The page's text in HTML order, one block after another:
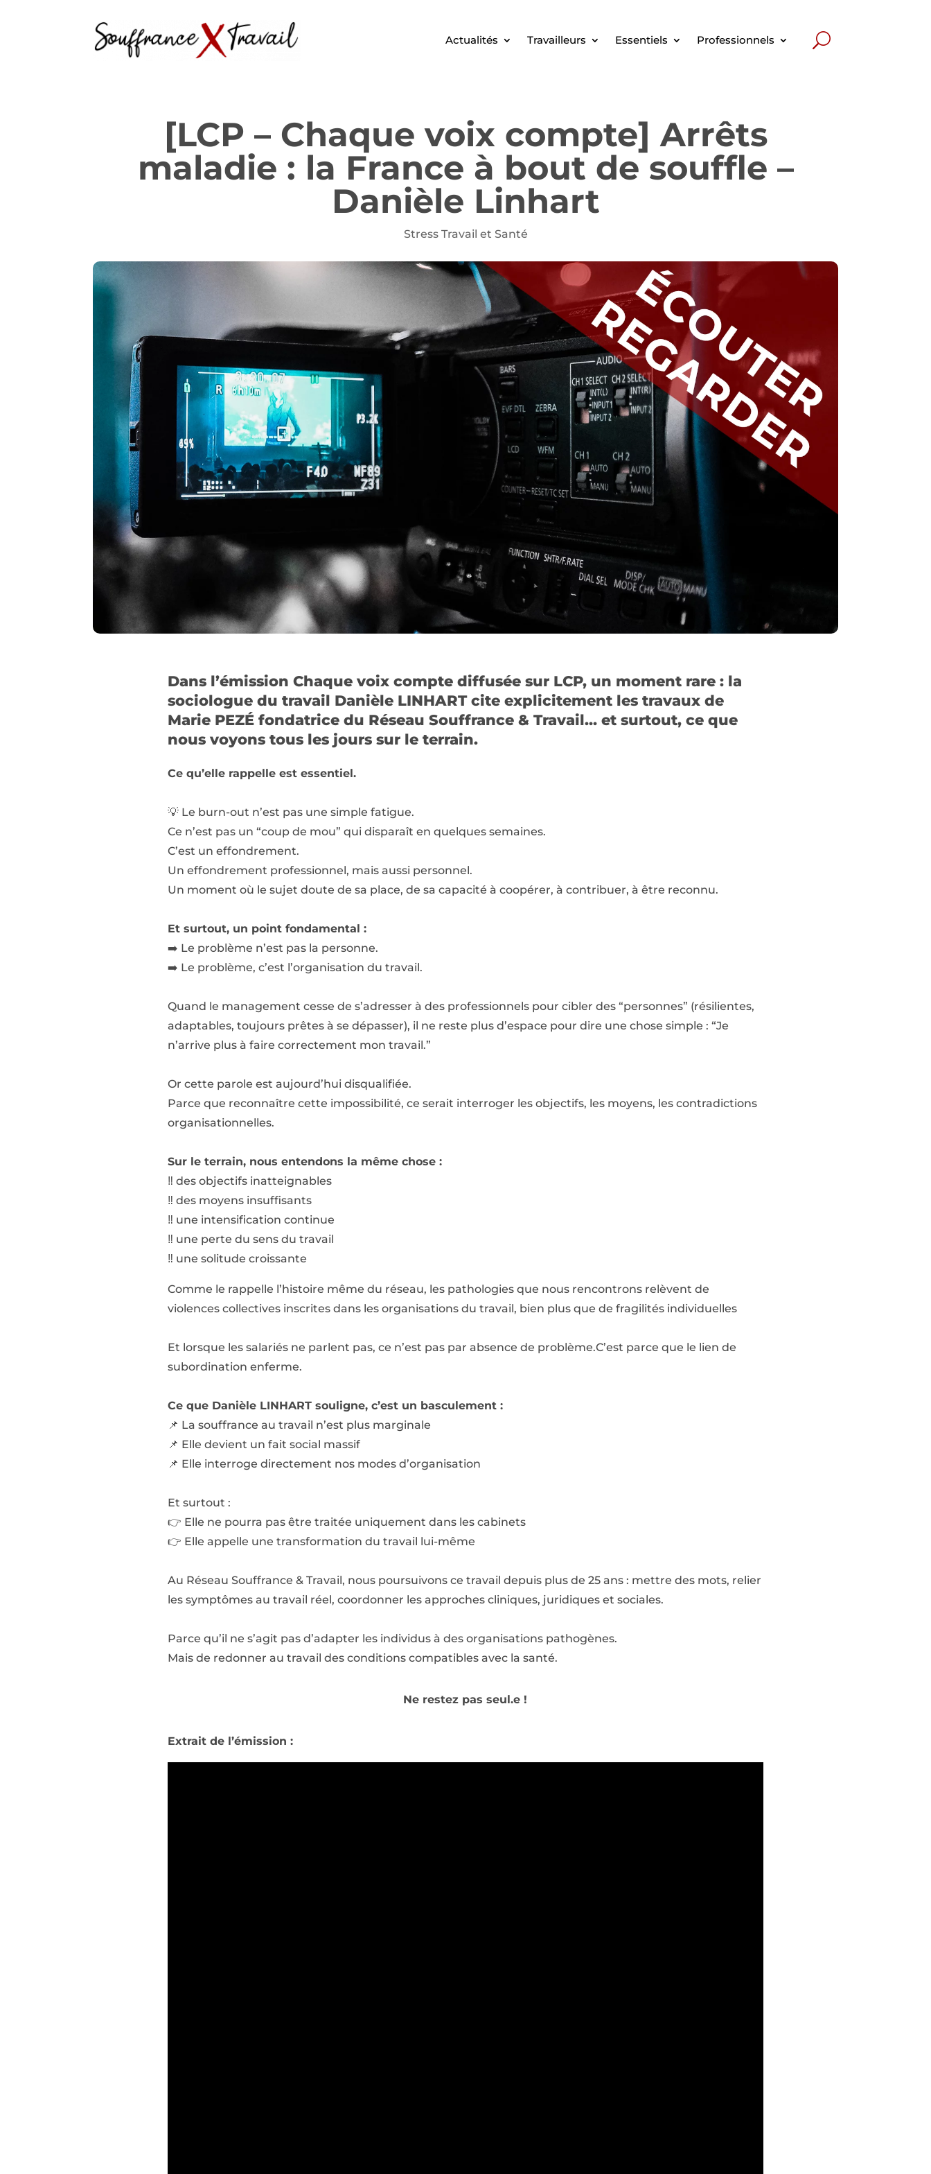
Actualités Travailleurs Essentiels Professionnels
[LCP – Chaque voix compte] Arrêts
maladie : la France à bout de souffle –
Danièle Linhart
Stress Travail et Santé
Dans l’émission Chaque voix compte diffusée sur LCP, un moment rare : la
sociologue du travail Danièle LINHART cite explicitement les travaux de
Marie PEZÉ fondatrice du Réseau Souffrance & Travail… et surtout, ce que
nous voyons tous les jours sur le terrain.
Ce qu’elle rappelle est essentiel.
💡 Le burn-out n’est pas une simple fatigue.
Ce n’est pas un “coup de mou” qui disparaît en quelques semaines.
C’est un effondrement.
Un effondrement professionnel, mais aussi personnel.
Un moment où le sujet doute de sa place, de sa capacité à coopérer, à contribuer, à être reconnu.
Et surtout, un point fondamental :
➡️ Le problème n’est pas la personne.
➡️ Le problème, c’est l’organisation du travail.
Quand le management cesse de s’adresser à des professionnels pour cibler des “personnes” (résilientes,
adaptables, toujours prêtes à se dépasser), il ne reste plus d’espace pour dire une chose simple : “Je
n’arrive plus à faire correctement mon travail.”
Or cette parole est aujourd’hui disqualifiée.
Parce que reconnaître cette impossibilité, ce serait interroger les objectifs, les moyens, les contradictions
organisationnelles.
Sur le terrain, nous entendons la même chose :
‼️ des objectifs inatteignables
‼️ des moyens insuffisants
‼️ une intensification continue
‼️ une perte du sens du travail
‼️ une solitude croissante
Comme le rappelle l’histoire même du réseau, les pathologies que nous rencontrons relèvent de
violences collectives inscrites dans les organisations du travail, bien plus que de fragilités individuelles
Et lorsque les salariés ne parlent pas, ce n’est pas par absence de problème.C’est parce que le lien de
subordination enferme.
Ce que Danièle LINHART souligne, c’est un basculement :
📌 La souffrance au travail n’est plus marginale
📌 Elle devient un fait social massif
📌 Elle interroge directement nos modes d’organisation
Et surtout :
👉 Elle ne pourra pas être traitée uniquement dans les cabinets
👉 Elle appelle une transformation du travail lui-même
Au Réseau Souffrance & Travail, nous poursuivons ce travail depuis plus de 25 ans : mettre des mots, relier
les symptômes au travail réel, coordonner les approches cliniques, juridiques et sociales.
Parce qu’il ne s’agit pas d’adapter les individus à des organisations pathogènes.
Mais de redonner au travail des conditions compatibles avec la santé.
Ne restez pas seul.e !
Extrait de l’émission :